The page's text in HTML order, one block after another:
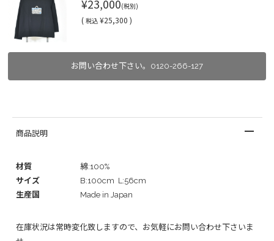
¥23,000(税別)
( 税込 ¥25,300 )
お問い合わせ下さい。0120-266-127
商品説明
材質
綿:100%
サイズ
B:100cm L:56cm
生産国
Made in Japan
在庫状況は常時変化致しますので、お気軽にお問い合わせ下さいま